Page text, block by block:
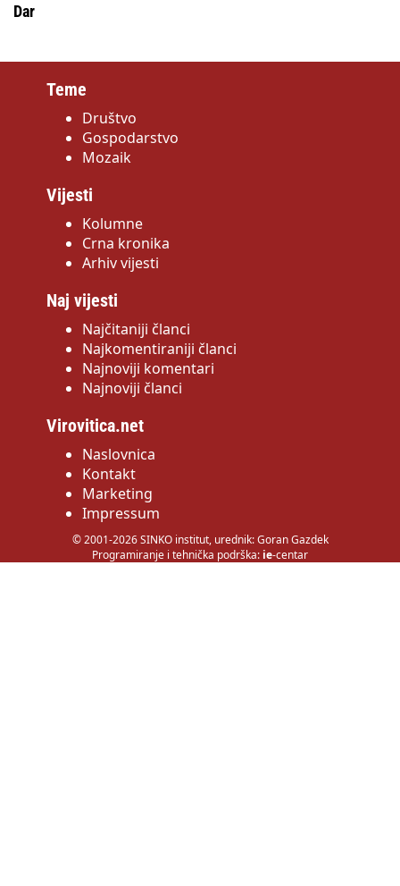
Dar
Teme
Društvo
Gospodarstvo
Mozaik
Vijesti
Kolumne
Crna kronika
Arhiv vijesti
Naj vijesti
Najčitaniji članci
Najkomentiraniji članci
Najnoviji komentari
Najnoviji članci
Virovitica.net
Naslovnica
Kontakt
Marketing
Impressum
© 2001-2026 SINKO institut, urednik: Goran Gazdek
Programiranje i tehnička podrška: ie-centar